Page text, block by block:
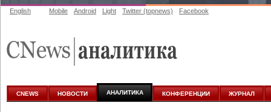
аналитике
English Mobile Android Light Twitter (topnews) Facebook
CNEWS НОВОСТИ АНАЛИТИКА КОНФЕРЕНЦИИ ЖУРНАЛ